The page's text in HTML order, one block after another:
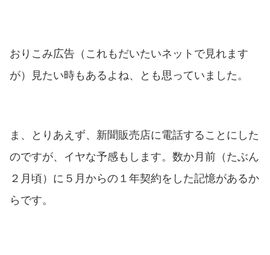
おりこみ広告（これもだいたいネットで見れます
が）見たい時もあるよね、とも思っていました。
ま、とりあえず、新聞販売店に電話することにした
のですが、イヤな予感もします。数か月前（たぶん
２月頃）に５月からの１年契約をした記憶があるか
らです。